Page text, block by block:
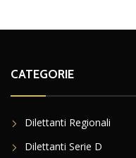
CATEGORIE
Dilettanti Regionali
Dilettanti Serie D